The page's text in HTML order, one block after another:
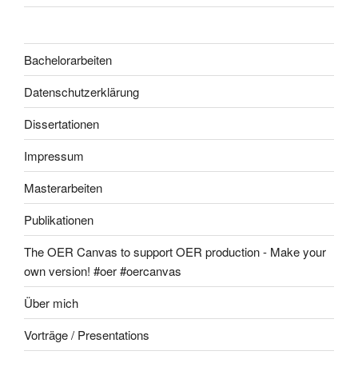
Bachelorarbeiten
Datenschutzerklärung
Dissertationen
Impressum
Masterarbeiten
Publikationen
The OER Canvas to support OER production - Make your
own version! #oer #oercanvas
Über mich
Vorträge / Presentations